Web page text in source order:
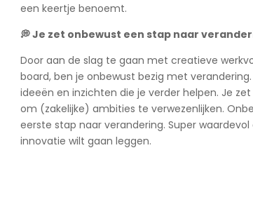
een keertje benoemt.
💭 Je zet onbewust een stap naar
Door aan de slag te gaan met creatieve
board, ben je onbewust bezig met
ideeën en inzichten die je verder helpen. Je
om (zakelijke) ambities te verwezenlijken.
eerste stap naar verandering. Super
innovatie wilt gaan leggen.